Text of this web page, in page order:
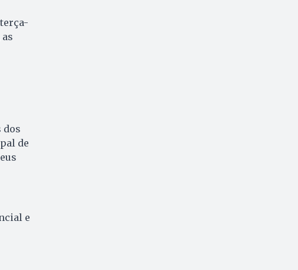
dos
de
e